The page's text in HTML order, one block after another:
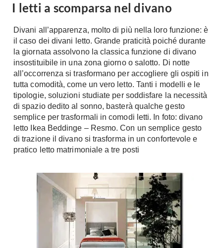
Mobili Soggiorno
Librerie
Vetrine
Pareti Attrezzate
Porta Tv
Contatti
Divani
Divani classici
Poltrone
Poltroncine
Divanoletto
Chaise Longue
Divani Angolo
Stube
Climatizzatori
Climatizzatore
Deumidificatori
Chiller
Pompe di calore
Ecologia
Geotermia
Case in Legno
Fotovoltaico
Riciclo
Energie Rinnovabili
Bioedilizia
Teleriscaldamento
I letti a scomparsa nel divano
Divani all’apparenza, molto di più nella loro funzione: è
il caso dei divani letto. Grande praticità poiché durante
la giornata assolvono la classica funzione di divano
insostituibile in una zona giorno o salotto. Di notte
all’occorrenza si trasformano per accogliere gli ospiti in
tutta comodità, come un vero letto. Tanti i modelli e le
tipologie, soluzioni studiate per soddisfare la necessità
di spazio dedito al sonno, basterà qualche gesto
semplice per trasformali in comodi letti. In foto: divano
letto Ikea Beddinge – Resmo. Con un semplice gesto
di trazione il divano si trasforma in un confortevole e
pratico letto matrimoniale a tre posti